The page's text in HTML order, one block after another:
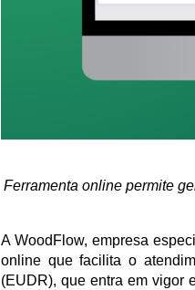
Ferramenta online permite
A WoodFlow, empresa
online que facilita o
(EUDR), que entra em vigor